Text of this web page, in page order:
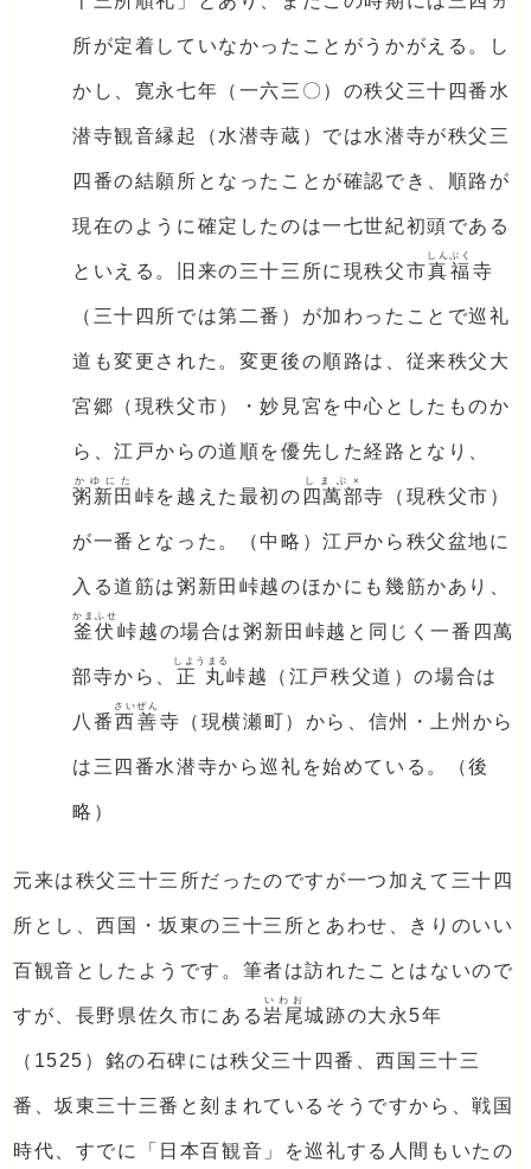
所が定着していなかったことがうかがえる。し
かし、寛永七年（一六三〇）の秩父三十四番水
潜寺観音縁起（水潜寺蔵）では水潜寺が秩父三
四番の結願所となったことが確認でき、順路が
現在のように確定したのは一七世紀初頭である
といえる。旧来の三十三所に現秩父市真福
しんぷく
寺
（三十四所では第二番）が加わったことで巡礼
道も変更された。変更後の順路は、従来秩父大
宮郷（現秩父市）・妙見宮を中心としたものか
ら、江戸からの道順を優先した経路となり、
粥新田
かゆにた
峠を越えた最初の 四萬部
しまぶ×
寺（現秩父市）
が一番となった。（中略）江戸から秩父盆地に
入る道筋は粥新田峠越のほかにも幾筋かあり、
釜伏
かまふせ
峠越の場合は粥新田峠越と同じく一番四萬
部寺から、 正丸
しようまる
峠越（江戸秩父道）の場合は
八番西善
さいぜん
寺（現横瀬町）から、信州・上州から
は三四番水潜寺から巡礼を始めている。（後
略）
元来は秩父三十三所だったのですが一つ加えて三十四
所とし、西国・坂東の三十三所とあわせ、きりのいい
百観音としたようです。筆者は訪れたことはないので
すが、長野県佐久市にある岩尾
いわお
城跡の大永5年
（1525）銘の石碑には秩父三十四番、西国三十三
番、坂東三十三番と刻まれているそうですから、戦国
時代、すでに「日本百観音」を巡礼する人間もいたの